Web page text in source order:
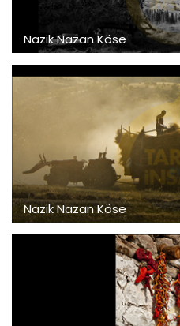
Nazik Nazan Köse
Nazik Nazan Köse